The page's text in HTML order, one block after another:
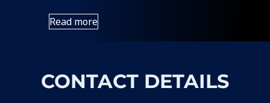
Read more
CONTACT DETAILS